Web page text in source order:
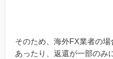
そのため、海外FX業者の
あったり、返還が一部のみ